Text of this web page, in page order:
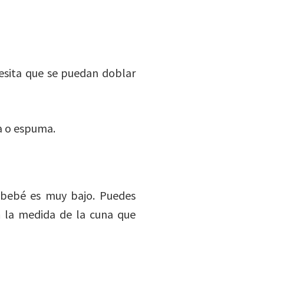
que se puedan doblar
o espuma.
es muy bajo. Puedes
medida de la cuna que